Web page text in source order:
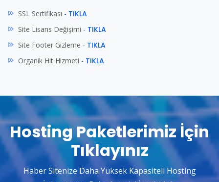
SSL Sertifikası - TIKLA
Site Lisans Değişimi - TIKLA
Site Footer Gizleme - TIKLA
Organik Hit Hizmeti - TIKLA
Hosting Paketlerimiz İçin
Tıklayınız
Haber Sitenize Daha Yüksek Kapasiteli Hosting